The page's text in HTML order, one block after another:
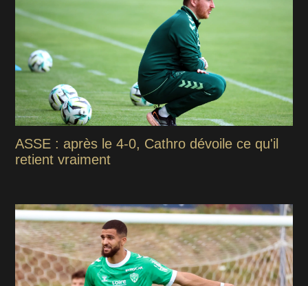
ASSE : après le 4-0, Cathro dévoile ce qu'il
retient vraiment